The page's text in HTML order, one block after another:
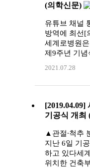
(의학신문)
유튜브 채널
방역에 최선[
세계로병원
제9주년 기
2021.07.28
기공식 개최
▲관절∙척추
지난 6일 기
하고 있다세
위치한 건축